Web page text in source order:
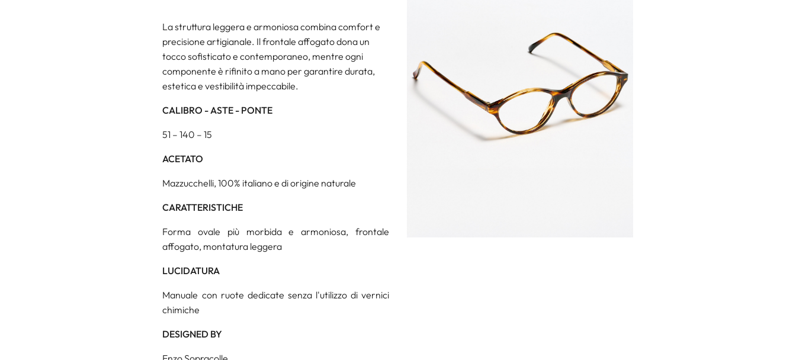
La struttura leggera e armoniosa combina comfort e
precisione artigianale. Il frontale affogato dona un
tocco sofisticato e contemporaneo, mentre ogni
componente è rifinito a mano per garantire durata,
estetica e vestibilità impeccabile.
CALIBRO - ASTE - PONTE
51 – 140 – 15
ACETATO
Mazzucchelli, 100% italiano e di origine naturale
CARATTERISTICHE
Forma ovale più morbida e armoniosa, frontale
affogato, montatura leggera
LUCIDATURA
Manuale con ruote dedicate senza l'utilizzo di vernici
chimiche
DESIGNED BY